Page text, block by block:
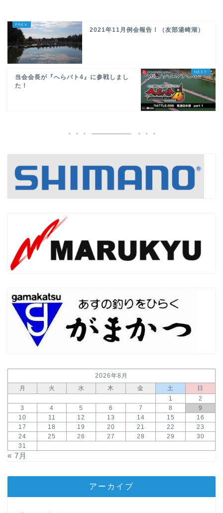
2021年11月例会報告！（友部湯崎湖）
当会会長が『へらバト4』に参戦しまし
た！
2026年8月
月
火 水 木 金 土
日
1
2
3
4 5 6 7 8
9
10
11 12 13 14 15
16
17
18 19 20 21 22
23
24
25 26 27 28 29
30
31
« 7月
アーカイブ